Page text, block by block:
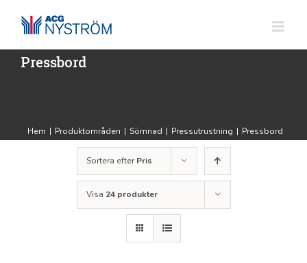
innehållet
Pressbord
Hem | Produktområden | Sömnad | Pressutrustning | Pressbord
Sortera efterPris
Visa 24 produkter